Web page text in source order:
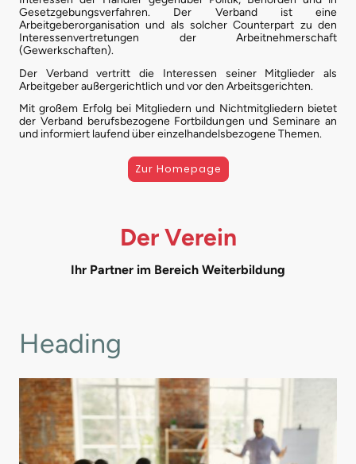
Gesetzgebungsverfahren. Der Verband ist eine
Arbeitgeberorganisation und als solcher Counterpart zu den
Interessenvertretungen der Arbeitnehmerschaft
(Gewerkschaften).
Der Verband vertritt die Interessen seiner Mitglieder als
Arbeitgeber außergerichtlich und vor den Arbeitsgerichten.
Mit großem Erfolg bei Mitgliedern und Nichtmitgliedern bietet
der Verband berufsbezogene Fortbildungen und Seminare an
und informiert laufend über einzelhandelsbezogene Themen.
Zur Homepage
Der Verein
Ihr Partner im Bereich Weiterbildung
Heading